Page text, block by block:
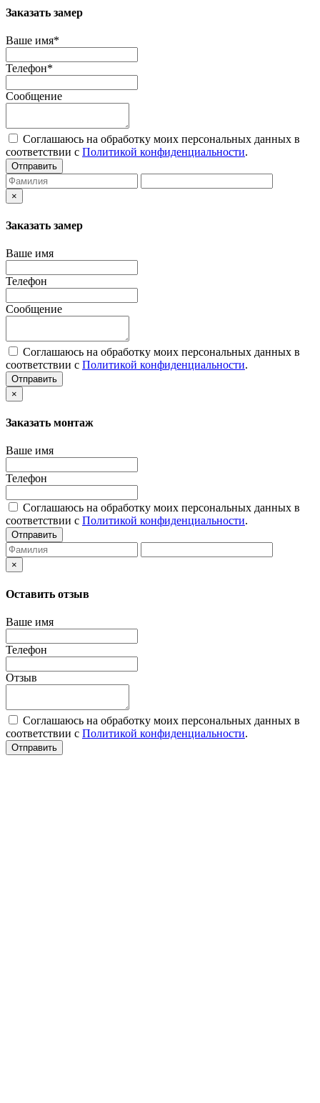
Заказать замер
Ваше имя*
Телефон*
Сообщение
Соглашаюсь на обработку моих персональных данных в
соответствии с Политикой конфиденциальности.
Отправить
×
Заказать замер
Ваше имя
Телефон
Сообщение
Соглашаюсь на обработку моих персональных данных в
соответствии с Политикой конфиденциальности.
Отправить
×
Заказать монтаж
Ваше имя
Телефон
Соглашаюсь на обработку моих персональных данных в
соответствии с Политикой конфиденциальности.
Отправить
×
Оставить отзыв
Ваше имя
Телефон
Отзыв
Соглашаюсь на обработку моих персональных данных в
соответствии с Политикой конфиденциальности.
Отправить